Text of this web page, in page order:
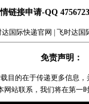
链接申请-QQ
达国际快递官网 飞时达国
免责声明：
目的在于传递更多信息
网站联系，我们将在第一